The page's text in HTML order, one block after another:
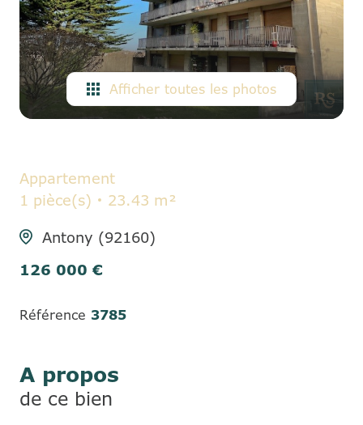
CONTACT
Afficher toutes les photos
Appartement
1 pièce(s)
23.43 m²
Antony (92160)
126 000 €
Référence 3785
A propos
de ce bien